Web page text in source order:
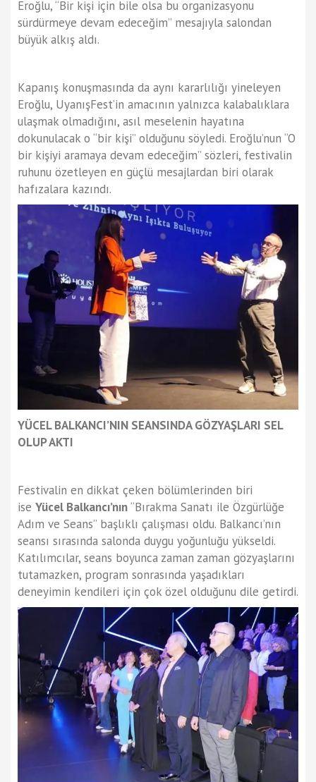
Eroğlu, “Bir kişi için bile olsa bu organizasyonu
sürdürmeye devam edeceğim” mesajıyla salondan
büyük alkış aldı.
Kapanış konuşmasında da aynı kararlılığı yineleyen
Eroğlu, UyanışFest’in amacının yalnızca kalabalıklara
ulaşmak olmadığını, asıl meselenin hayatına
dokunulacak o “bir kişi” olduğunu söyledi. Eroğlu’nun “O
bir kişiyi aramaya devam edeceğim” sözleri, festivalin
ruhunu özetleyen en güçlü mesajlardan biri olarak
hafızalara kazındı.
YÜCEL BALKANCI’NIN SEANSINDA GÖZYAŞLARI SEL
OLUP AKTI
Festivalin en dikkat çeken bölümlerinden biri
ise Yücel Balkancı’nın“Bırakma Sanatı ile Özgürlüğe
Adım ve Seans” başlıklı çalışması oldu. Balkancı’nın
seansı sırasında salonda duygu yoğunluğu yükseldi.
Katılımcılar, seans boyunca zaman zaman gözyaşlarını
tutamazken, program sonrasında yaşadıkları
deneyimin kendileri için çok özel olduğunu dile getirdi.